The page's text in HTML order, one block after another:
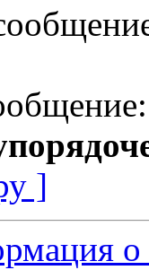
]
о